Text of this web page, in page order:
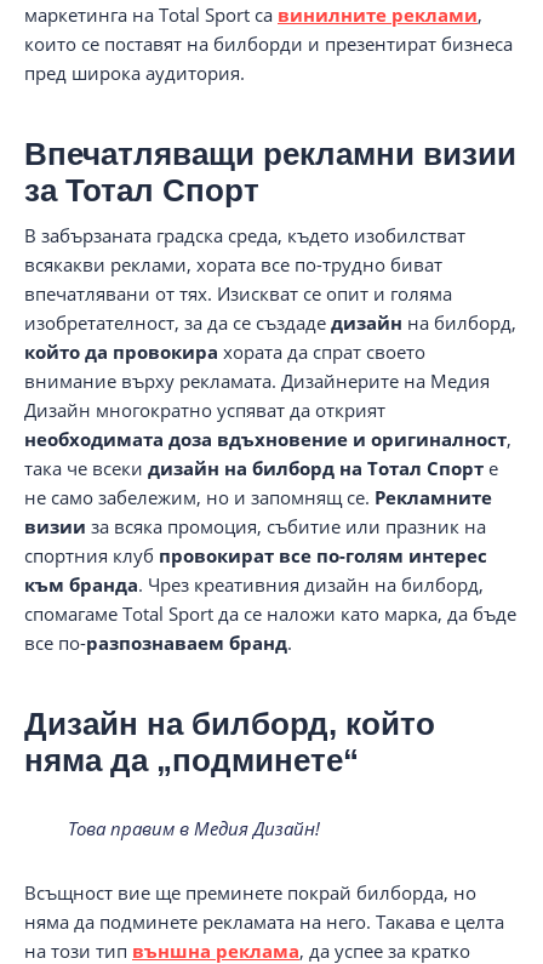
маркетинга на Total Sport са винилните реклами,
които се поставят на билборди и презентират бизнеса
пред широка аудитория.
Впечатляващи рекламни визии
за Тотал Спорт
В забързаната градска среда, където изобилстват
всякакви реклами, хората все по-трудно биват
впечатлявани от тях. Изискват се опит и голяма
изобретателност, за да се създаде дизайн на билборд,
който да провокира хората да спрат своето
внимание върху рекламата. Дизайнерите на Медия
Дизайн многократно успяват да открият
необходимата доза вдъхновение и оригиналност,
така че всеки дизайн на билборд на Тотал Спорт е
не само забележим, но и запомнящ се. Рекламните
визии за всяка промоция, събитие или празник на
спортния клуб провокират все по-голям интерес
към бранда. Чрез креативния дизайн на билборд,
спомагаме Total Sport да се наложи като марка, да бъде
все по-разпознаваем бранд.
Дизайн на билборд, който
няма да „подминете“
Това правим в Медия Дизайн!
Всъщност вие ще преминете покрай билборда, но
няма да подминете рекламата на него. Такава е целта
на този тип външна реклама, да успее за кратко